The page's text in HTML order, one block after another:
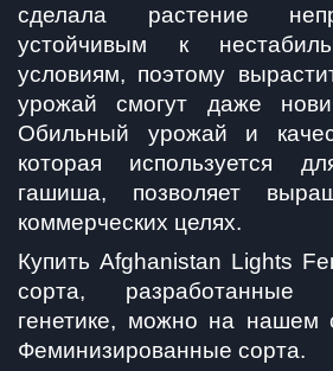
сделала растение
устойчивым к
условиям, поэтому
урожай смогут даже
Обильный урожай и
которая используется
гашиша, позволяет
коммерческих целях.
Купить Afghanistan Lights
сорта, разработанные
генетике, можно на нашем
Феминизированные сорта.